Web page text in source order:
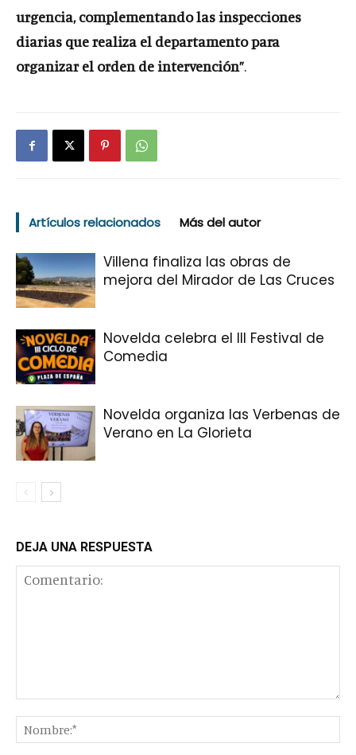
urgencia, complementando las inspecciones
diarias que realiza el departamento para
organizar el orden de intervención”.
Artículos relacionados Más del autor
Villena finaliza las obras de
mejora del Mirador de Las Cruces
Novelda celebra el III Festival de
Comedia
Novelda organiza las Verbenas de
Verano en La Glorieta
DEJA UNA RESPUESTA